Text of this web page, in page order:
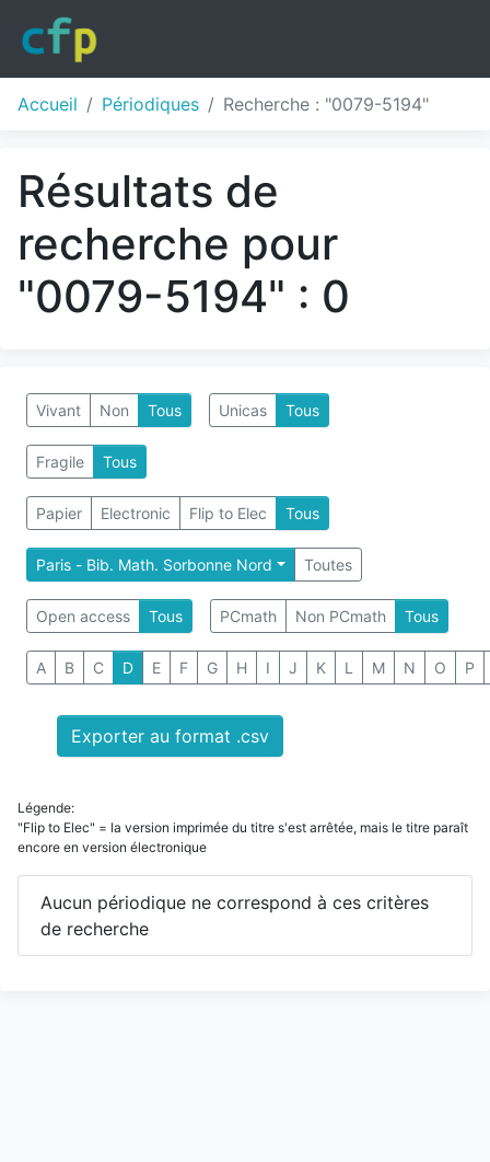
Accueil Périodiques Recherche : "0079-5194"
Résultats de
recherche pour
"0079-5194" : 0
Vivant Non Tous Unicas Tous
Fragile Tous
Papier Electronic Flip to Elec Tous
Paris - Bib. Math. Sorbonne Nord Toutes
Open access Tous PCmath Non PCmath Tous
A B C D E F G H I J K L M N O P
Exporter au format .csv
Légende:
"Flip to Elec" = la version imprimée du titre s'est arrêtée, mais le titre paraît
encore en version électronique
Aucun périodique ne correspond à ces critères
de recherche